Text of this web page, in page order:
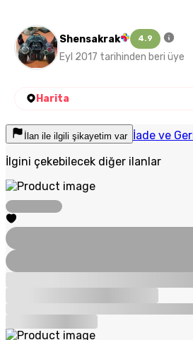
Shensakrak 4.9
Eyl 2017 tarihinden beri üye
Harita
İlan ile ilgili şikayetim var İade ve
İlgini çekebilecek diğer ilanlar